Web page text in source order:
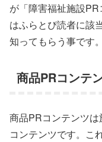
が「障害福祉施設
はふらとぴ読者に該
知ってもらう事です。
商品PRコンテ
商品PRコンテンツ
コンテンツです。こ